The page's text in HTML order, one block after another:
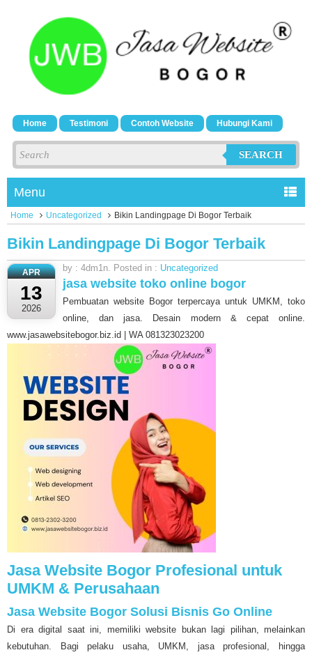
Home Testimoni Contoh Website Hubungi Kami
SEARCH
Menu
Home Uncategorized Bikin Landingpage Di Bogor Terbaik
Bikin Landingpage Di Bogor Terbaik
APR
13
2026
by : 4dm1n. Posted in : Uncategorized
jasa website toko online bogor
Pembuatan website Bogor terpercaya untuk UMKM, toko
online, dan jasa. Desain modern & cepat online.
www.jasawebsitebogor.biz.id | WA 081323023200
Jasa Website Bogor Profesional untuk
UMKM & Perusahaan
Jasa Website Bogor Solusi Bisnis Go Online
Di era digital saat ini, memiliki website bukan lagi pilihan, melainkan
kebutuhan. Bagi pelaku usaha, UMKM, jasa profesional, hingga